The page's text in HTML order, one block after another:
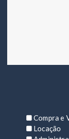
Compra e
Locação